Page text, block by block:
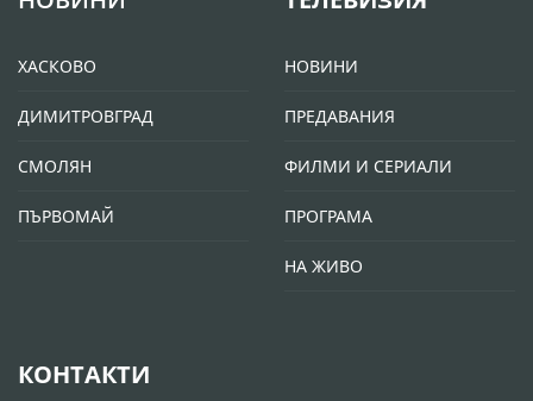
ХАСКОВО
ДИМИТРОВГРАД
СМОЛЯН
ПЪРВОМАЙ
НОВИНИ
ПРЕДАВАНИЯ
ФИЛМИ И СЕРИАЛИ
ПРОГРАМА
НА ЖИВО
КОНТАКТИ